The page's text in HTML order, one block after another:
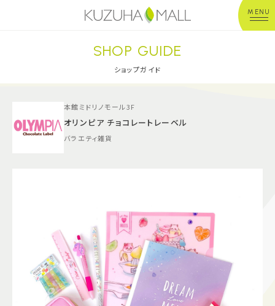
MENU
年中無休平 日：10:00~20:00
※店舗により異なる
ショップガイド
グルメ＆フード
イベント
キッズ＆ベビー
施設案内
SHOP GUIDE
ショップガイド
本館ミドリノモール3F
オリンピア チョコレートレーベル
バラエティ雑貨